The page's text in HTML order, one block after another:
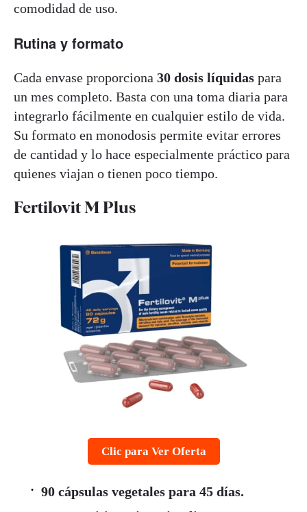
comodidad de uso.
Rutina y formato
Cada envase proporciona 30 dosis líquidas para
un mes completo. Basta con una toma diaria para
integrarlo fácilmente en cualquier estilo de vida.
Su formato en monodosis permite evitar errores
de cantidad y lo hace especialmente práctico para
quienes viajan o tienen poco tiempo.
Fertilovit M Plus
Clic para Ver Oferta
90 cápsulas vegetales para 45 días.